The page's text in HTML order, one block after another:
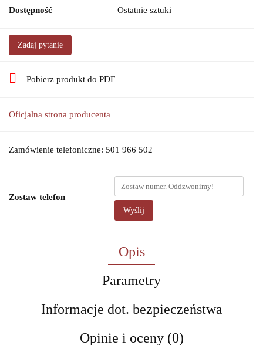
Dostępność Ostatnie sztuki
Zadaj pytanie
Pobierz produkt do PDF
Oficjalna strona producenta
Zamówienie telefoniczne: 501 966 502
Zostaw telefon
Wyślij
Opis
Parametry
Informacje dot. bezpieczeństwa
Opinie i oceny (0)